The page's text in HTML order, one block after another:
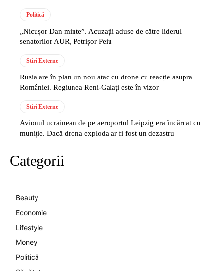
Politică
„Nicușor Dan minte”. Acuzații aduse de către liderul
senatorilor AUR, Petrișor Peiu
Stiri Externe
Rusia are în plan un nou atac cu drone cu reacție asupra
României. Regiunea Reni-Galați este în vizor
Stiri Externe
Avionul ucrainean de pe aeroportul Leipzig era încărcat cu
muniție. Dacă drona exploda ar fi fost un dezastru
Categorii
Beauty
Economie
Lifestyle
Money
Politică